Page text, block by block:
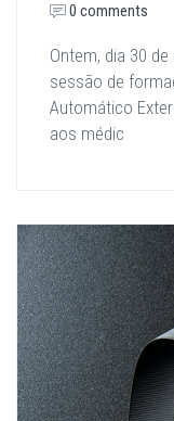
0 comments
Ontem, dia 30
sessão de
Automático
aos médic